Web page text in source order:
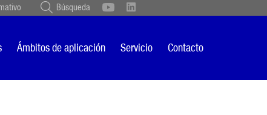
Türkçe
Búsqueda
Ámbitos de aplicación Servicio Contacto